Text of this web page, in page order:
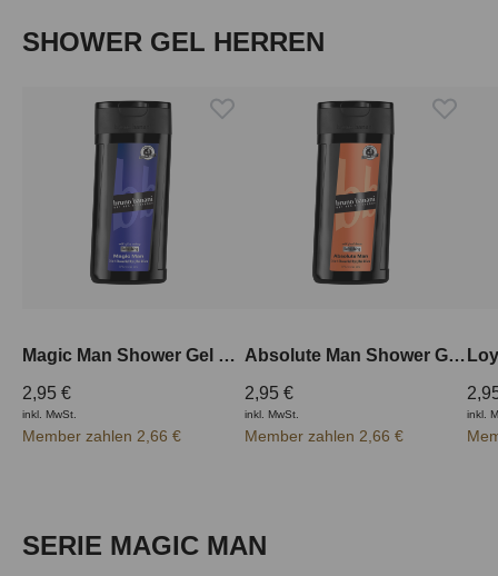
Produktgalerie überspringen
SHOWER GEL HERREN
Magic Man Shower Gel 250ml
2,95 €
inkl. MwSt.
Member zahlen 2,66 €
Absolute Man Shower Gel 250 ml
2,95 €
inkl. MwSt.
Member zahlen 2,66 €
inkl.
Produktgalerie überspringen
SERIE MAGIC MAN